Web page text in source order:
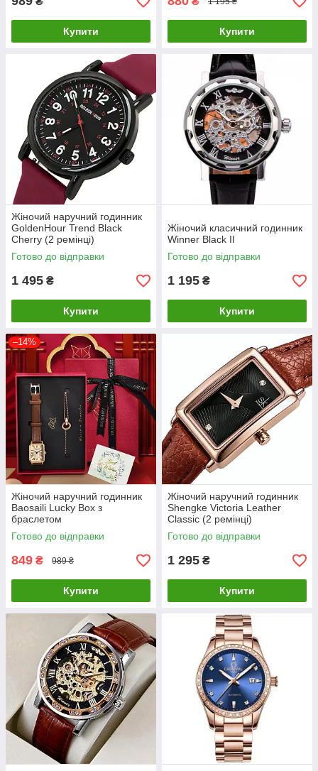
Купити Купити
Жіночий наручний годинник
GoldenHour Trend Black
Cherry (2 ремінці)
Готово до відправки
1 495 ₴
Купити
Жіночий класичний годинник
Winner Black II
Готово до відправки
1 195 ₴
Купити
–14%
Жіночий наручний годинник
Baosaili Lucky Box з
браслетом
Готово до відправки
849 ₴ 989 ₴
Купити
Жіночий наручний годинник
Shengke Victoria Leather
Classic (2 ремінці)
Готово до відправки
1 295 ₴
Купити